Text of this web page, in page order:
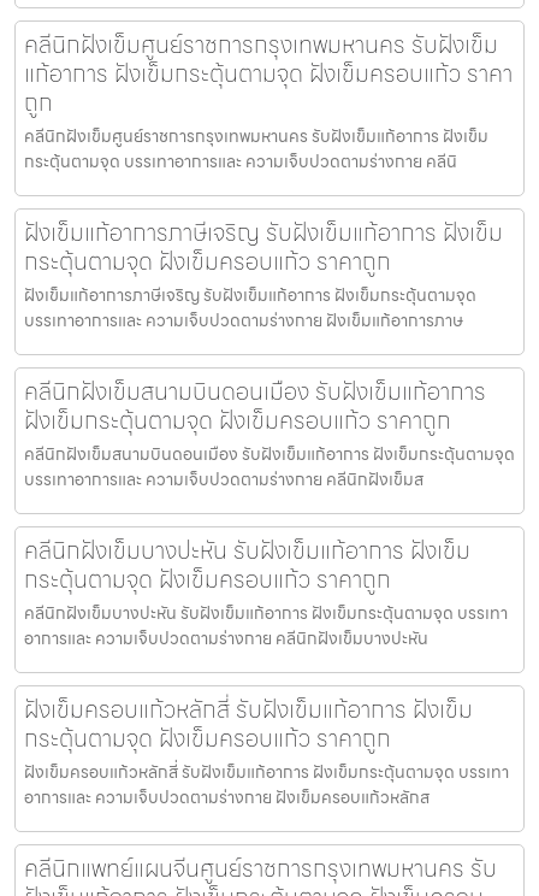
คลีนิกฝังเข็มศูนย์ราชการกรุงเทพมหานคร รับฝังเข็ม
แก้อาการ ฝังเข็มกระตุ้นตามจุด ฝังเข็มครอบแก้ว ราคา
ถูก
คลีนิกฝังเข็มศูนย์ราชการกรุงเทพมหานคร รับฝังเข็มแก้อาการ ฝังเข็ม
กระตุ้นตามจุด บรรเทาอาการและ ความเจ็บปวดตามร่างกาย คลีนิ
ฝังเข็มแก้อาการภาษีเจริญ รับฝังเข็มแก้อาการ ฝังเข็ม
กระตุ้นตามจุด ฝังเข็มครอบแก้ว ราคาถูก
ฝังเข็มแก้อาการภาษีเจริญ รับฝังเข็มแก้อาการ ฝังเข็มกระตุ้นตามจุด
บรรเทาอาการและ ความเจ็บปวดตามร่างกาย ฝังเข็มแก้อาการภาษ
คลีนิกฝังเข็มสนามบินดอนเมือง รับฝังเข็มแก้อาการ
ฝังเข็มกระตุ้นตามจุด ฝังเข็มครอบแก้ว ราคาถูก
คลีนิกฝังเข็มสนามบินดอนเมือง รับฝังเข็มแก้อาการ ฝังเข็มกระตุ้นตามจุด
บรรเทาอาการและ ความเจ็บปวดตามร่างกาย คลีนิกฝังเข็มส
คลีนิกฝังเข็มบางปะหัน รับฝังเข็มแก้อาการ ฝังเข็ม
กระตุ้นตามจุด ฝังเข็มครอบแก้ว ราคาถูก
คลีนิกฝังเข็มบางปะหัน รับฝังเข็มแก้อาการ ฝังเข็มกระตุ้นตามจุด บรรเทา
อาการและ ความเจ็บปวดตามร่างกาย คลีนิกฝังเข็มบางปะหัน
ฝังเข็มครอบแก้วหลักสี่ รับฝังเข็มแก้อาการ ฝังเข็ม
กระตุ้นตามจุด ฝังเข็มครอบแก้ว ราคาถูก
ฝังเข็มครอบแก้วหลักสี่ รับฝังเข็มแก้อาการ ฝังเข็มกระตุ้นตามจุด บรรเทา
อาการและ ความเจ็บปวดตามร่างกาย ฝังเข็มครอบแก้วหลักส
คลีนิกแพทย์แผนจีนศูนย์ราชการกรุงเทพมหานคร รับ